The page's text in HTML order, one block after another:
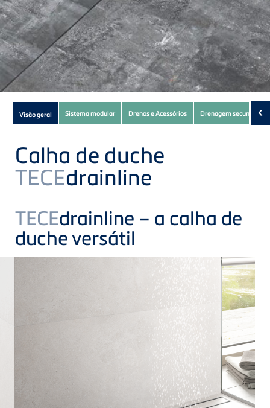
Subnavigation
of
current
Product
Visão geral Sistema modular Drenos e Acessórios Drenagem secundária
‹
Calha de duche
TECEdrainline
TECEdrainline – a calha de
duche versátil